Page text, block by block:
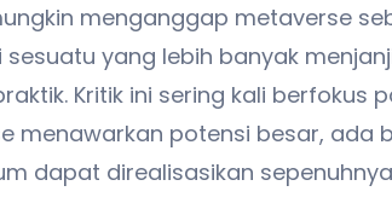
menganggap metaverse
yang lebih banyak
Kritik ini sering kali berfokus
menawarkan potensi besar, ada
dapat direalisasikan